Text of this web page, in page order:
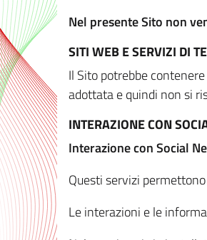
Nel presente Sito non
SITI WEB E SERVIZI DI
Il Sito potrebbe
adottata e quindi non si
INTERAZIONE CON
Interazione con Social
Questi servizi
Le interazioni e le